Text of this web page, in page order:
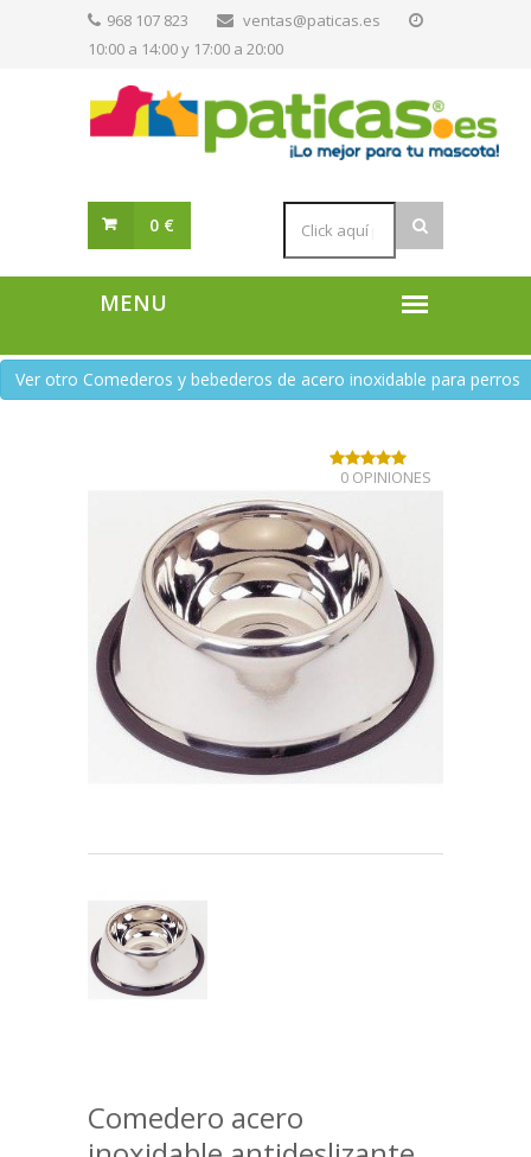
968 107 823
ventas@paticas.es
10:00 a 14:00 y 17:00 a 20:00
0 €
Ver otro Comederos y bebederos de acero inoxidable para perros
Comedero acero
0 OPINIONES